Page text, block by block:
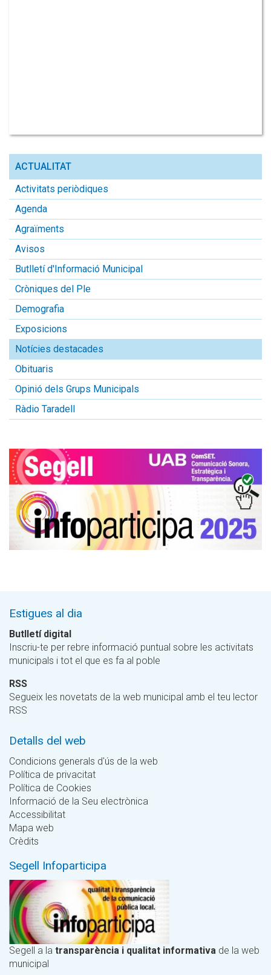
ACTUALITAT
Activitats periòdiques
Agenda
Agraïments
Avisos
Butlletí d'Informació Municipal
Cròniques del Ple
Demografia
Exposicions
Notícies destacades
Obituaris
Opinió dels Grups Municipals
Ràdio Taradell
Estigues al dia
Butlletí digital
Inscriu-te per rebre informació puntual sobre les activitats
municipals i tot el que es fa al poble
RSS
Segueix les novetats de la web municipal amb el teu lector
RSS
Detalls del web
Condicions generals d'ús de la web
Política de privacitat
Política de Cookies
Informació de la Seu electrònica
Accessibilitat
Mapa web
Crèdits
Segell Infoparticipa
Segell a la transparència i qualitat informativa de la web
municipal